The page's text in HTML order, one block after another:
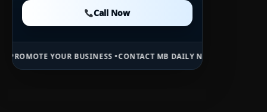
Call Now
Call Now
BUSINESS •CONTACT MB DAILY NEWS •ADVERTISE HERE •